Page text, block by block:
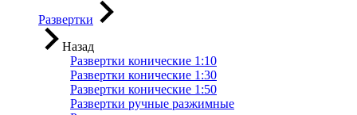
Развертки
Назад
Развертки конические 1:10
Развертки конические 1:30
Развертки конические 1:50
Развертки ручные разжимные